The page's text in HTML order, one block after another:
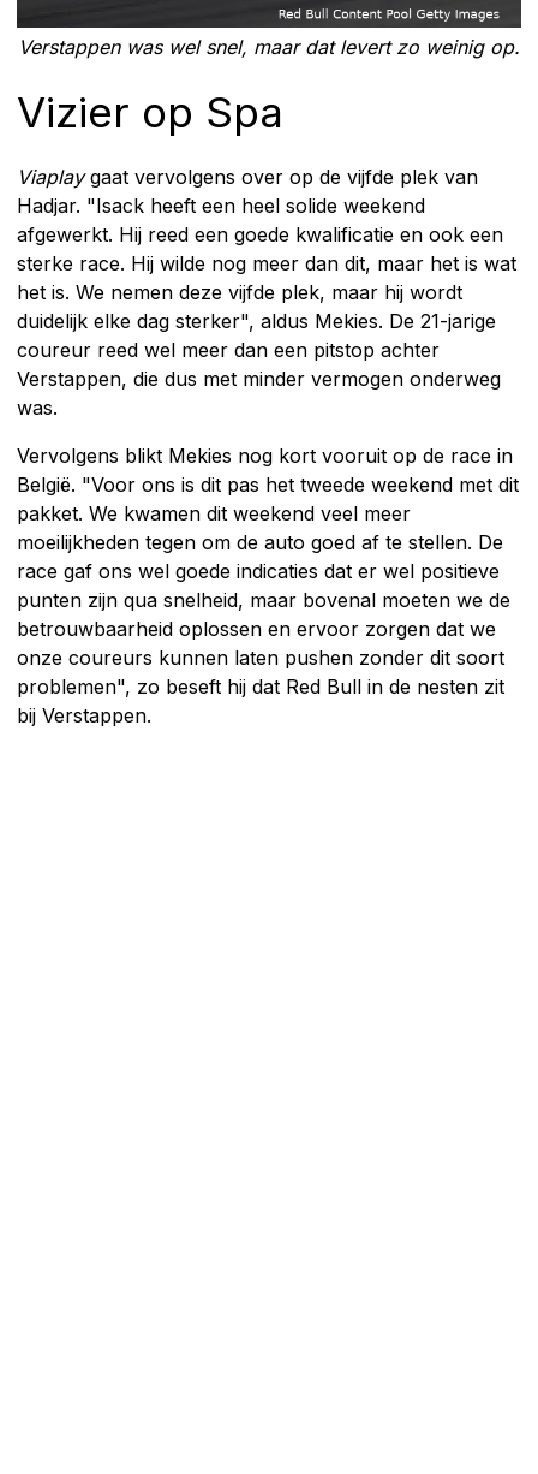
Verstappen was wel snel, maar dat levert zo weinig op.
Vizier op Spa
Viaplaygaat vervolgens over op de vijfde plek van
Hadjar. "Isack heeft een heel solide weekend
afgewerkt. Hij reed een goede kwalificatie en ook een
sterke race. Hij wilde nog meer dan dit, maar het is wat
het is. We nemen deze vijfde plek, maar hij wordt
duidelijk elke dag sterker", aldus Mekies. De 21-jarige
coureur reed wel meer dan een pitstop achter
Verstappen, die dus met minder vermogen onderweg
was.
Vervolgens blikt Mekies nog kort vooruit op de race in
België. "Voor ons is dit pas het tweede weekend met dit
pakket. We kwamen dit weekend veel meer
moeilijkheden tegen om de auto goed af te stellen. De
race gaf ons wel goede indicaties dat er wel positieve
punten zijn qua snelheid, maar bovenal moeten we de
betrouwbaarheid oplossen en ervoor zorgen dat we
onze coureurs kunnen laten pushen zonder dit soort
problemen", zo beseft hij dat Red Bull in de nesten zit
bij Verstappen.